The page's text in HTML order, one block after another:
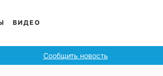
ВИДЕО
Сообщить новость